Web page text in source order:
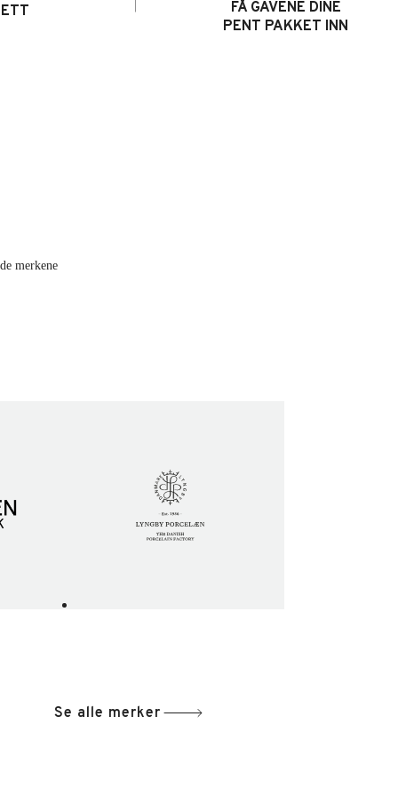
FÅ GAVENE DINE
PENT PAKKET INN
merkene
Se alle merker